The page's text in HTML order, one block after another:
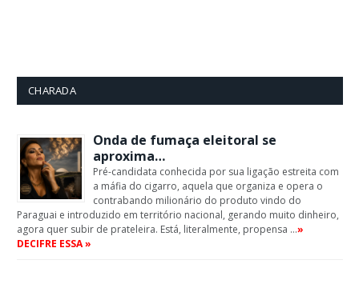
CHARADA
Onda de fumaça eleitoral se
aproxima…
Pré-candidata conhecida por sua ligação estreita com
a máfia do cigarro, aquela que organiza e opera o
contrabando milionário do produto vindo do
Paraguai e introduzido em território nacional, gerando muito dinheiro,
agora quer subir de prateleira. Está, literalmente, propensa …»
DECIFRE ESSA »